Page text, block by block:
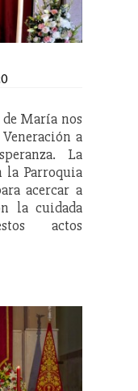
María nos
a
La
la Parroquia
acercar a
la cuidada
actos